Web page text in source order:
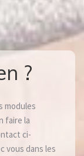
?
modules
faire la
ci-
vous dans les